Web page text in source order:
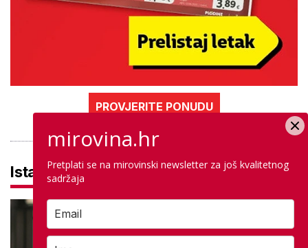
PROVJERITE PONUDU
Istaknuto
mirovina.hr
Pretplati se na mirovinski newsletter za još kvalitetnog
sadržaja